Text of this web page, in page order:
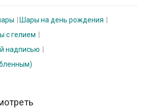
Шары на день рождения
с гелием
надписью